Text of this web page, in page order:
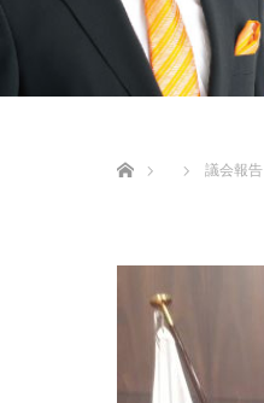
議会報告